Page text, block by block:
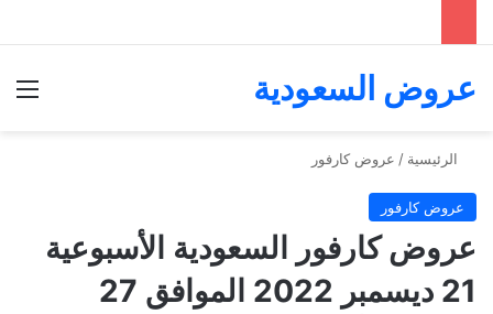
عروض السعودية
الرئيسية / عروض كارفور
عروض كارفور
عروض كارفور السعودية الأسبوعية
21 ديسمبر 2022 الموافق 27